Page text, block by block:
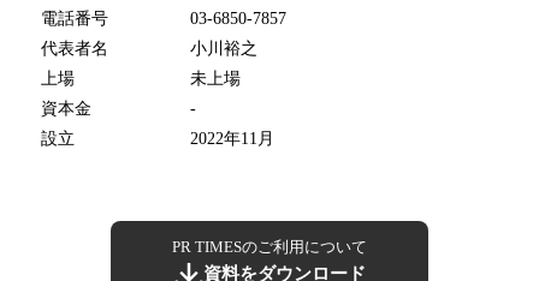
電話番号
03-6850-7857
代表者名
小川裕之
上場
未上場
資本金
-
設立
2022年11月
PR TIMESのご利用について
資料をダウンロード